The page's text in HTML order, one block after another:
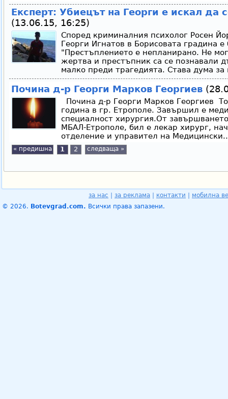
Експерт: Убиецът на Георги е искал да
(13.06.15, 16:25)
Според криминалния психолог Росен
Георги Игнатов в Борисовата градина е
"Престъплението е непланирано. Не
жертва и престъпник са се познавали
малко преди трагедията. Става дума
Почина д-р Георги Марков Георгиев
Почина д-р Георги Марков Георгиев
година в гр. Етрополе. Завършил е
специалност хирургия.От
МБАЛ-Етрополе, бил е лекар хирург,
отделение и управител на Медицински..
« предишна 1 2 следваща »
за нас за реклама контакти
мобилна
© 2026. Botevgrad.com. Всички права запазени.